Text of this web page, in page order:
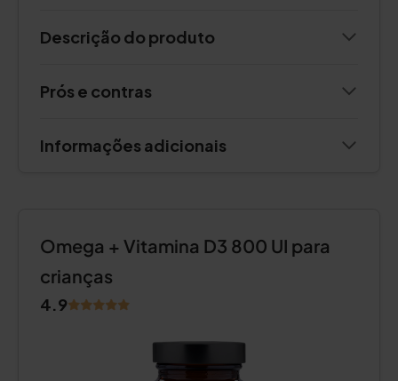
Descrição do produto
Prós e contras
Informações adicionais
Omega + Vitamina D3 800 UI para
crianças
4.9